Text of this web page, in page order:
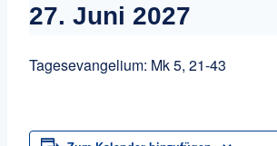
27. Juni 2027
Tagesevangelium: Mk 5, 21-43